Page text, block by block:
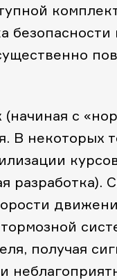
с
В некоторых
разработка).
получая